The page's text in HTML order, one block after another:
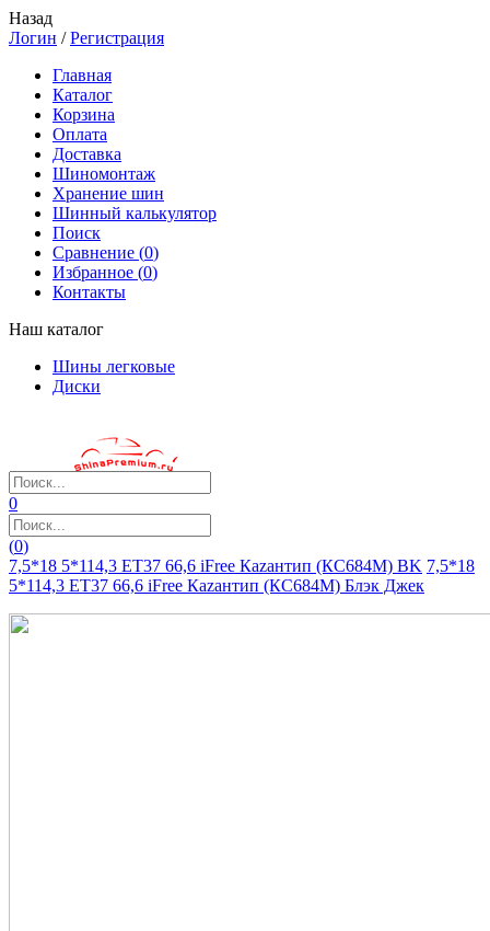
Назад
Логин /Регистрация
Главная
Каталог
Корзина
Оплата
Доставка
Шиномонтаж
Хранение шин
Шинный калькулятор
Поиск
Сравнение (0)
Избранное (0)
Контакты
Наш каталог
Шины легковые
Диски
0
(0)
7,5*18 5*114,3 ET37 66,6 iFree Каzантип (КС684М) BK 7,5*18
5*114,3 ET37 66,6 iFree Каzантип (КС684М) Блэк Джек